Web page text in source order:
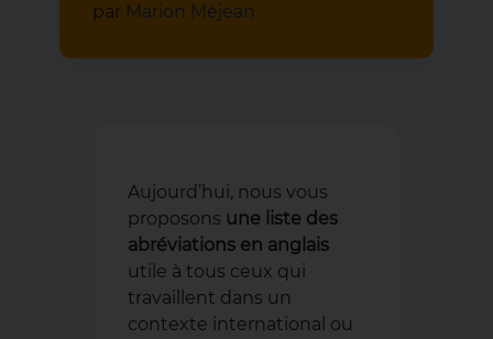
par Marion Méjean
Aujourd’hui, nous vous
proposons une liste des
abréviations en anglais
utile à tous ceux qui
travaillent dans un
contexte international ou